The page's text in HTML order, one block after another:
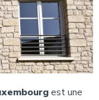
est une